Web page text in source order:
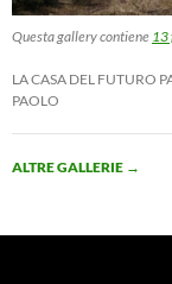
Questa gallery contiene 13
LA CASA DEL FUTURO
PAOLO
ALTRE GALLERIE →